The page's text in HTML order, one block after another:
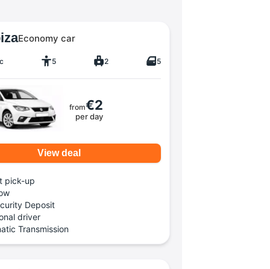
Economy car
5 2 5
from€2
per day
View deal
pick-up
Deposit
driver
Transmission